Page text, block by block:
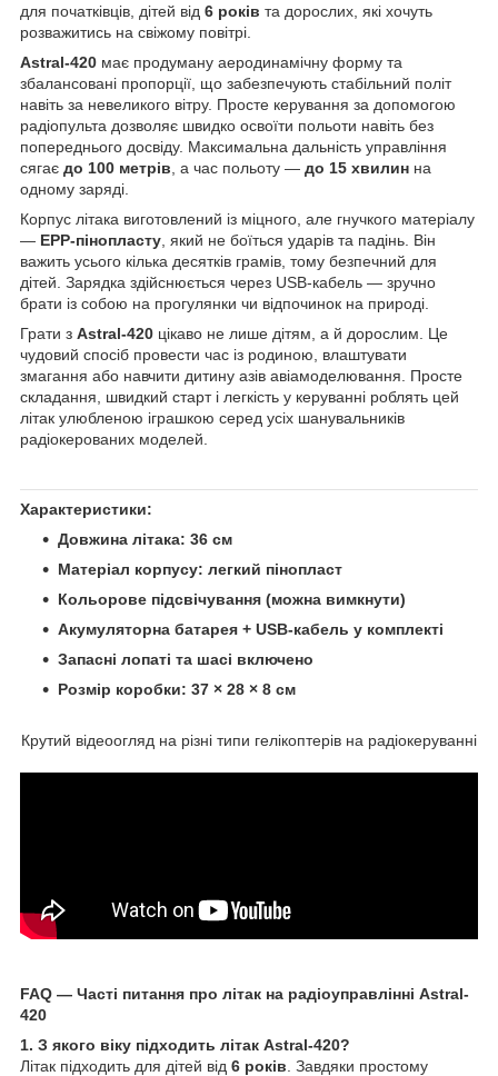
для початківців, дітей від 6 років та дорослих, які хочуть
розважитись на свіжому повітрі.
Astral-420 має продуману аеродинамічну форму та
збалансовані пропорції, що забезпечують стабільний політ
навіть за невеликого вітру. Просте керування за допомогою
радіопульта дозволяє швидко освоїти польоти навіть без
попереднього досвіду. Максимальна дальність управління
сягає до 100 метрів , а час польоту — до 15 хвилин на
одному заряді.
Корпус літака виготовлений із міцного, але гнучкого матеріалу
— EPP-пінопласту , який не боїться ударів та падінь. Він
важить усього кілька десятків грамів, тому безпечний для
дітей. Зарядка здійснюється через USB-кабель — зручно
брати із собою на прогулянки чи відпочинок на природі.
Грати з Astral-420 цікаво не лише дітям, а й дорослим. Це
чудовий спосіб провести час із родиною, влаштувати
змагання або навчити дитину азів авіамоделювання. Просте
складання, швидкий старт і легкість у керуванні роблять цей
літак улюбленою іграшкою серед усіх шанувальників
радіокерованих моделей.
Характеристики:
Довжина літака: 36 см
Матеріал корпусу: легкий пінопласт
Кольорове підсвічування (можна вимкнути)
Акумуляторна батарея + USB-кабель у комплекті
Запасні лопаті та шасі включено
Розмір коробки: 37 × 28 × 8 см
Крутий відеоогляд на різні типи гелікоптерів на радіокеруванні
FAQ — Часті питання про літак на радіоуправлінні Astral-
420
1. З якого віку підходить літак Astral-420?
Літак підходить для дітей від 6 років . Завдяки простому